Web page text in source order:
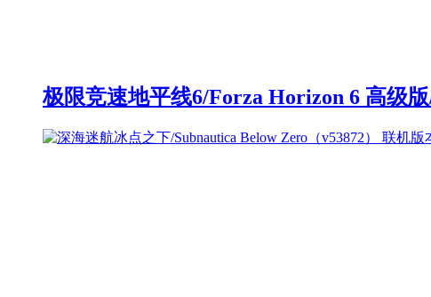
极限竞速地平线6/Forza Horizon 6 高级版